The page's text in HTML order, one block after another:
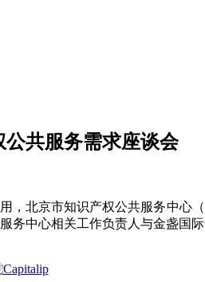
共服务需求座谈会
北京市知识产权公共服务中心
中心相关工作负责人与金盏国